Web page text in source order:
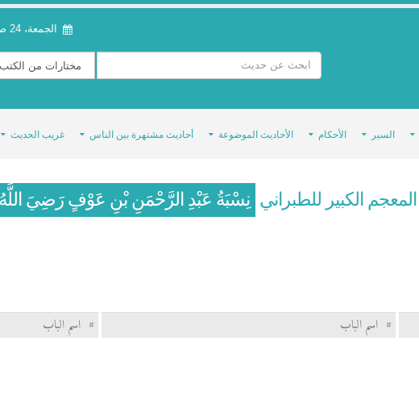
الجمعة، 24 صفر 1448 هـ
السير الأحكام الأحاديث الموضوعة أحاديث مشتهرة بين الناس غريب الحديث
المعجم الكبير للطبراني نِسْبَةُ عَبْدِ الرَّحْمَنِ بْنِ عَوْفٍ رَضِيَ
# اسم الباب # اسم الباب